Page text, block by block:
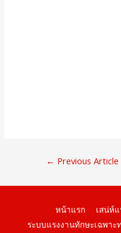
แนะแนว
← Previous Article
หน้าแรก เสน่ห์
ระบบแรงงานทักษะเฉพาะ